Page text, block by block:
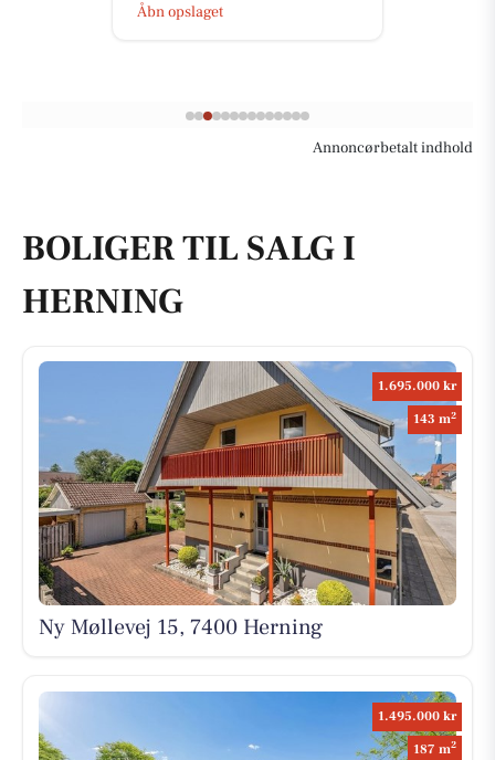
Åbn opslaget
Annoncørbetalt indhold
BOLIGER TIL SALG I
HERNING
1.695.000 kr
143 m2
Ny Møllevej 15, 7400 Herning
1.495.000 kr
187 m2